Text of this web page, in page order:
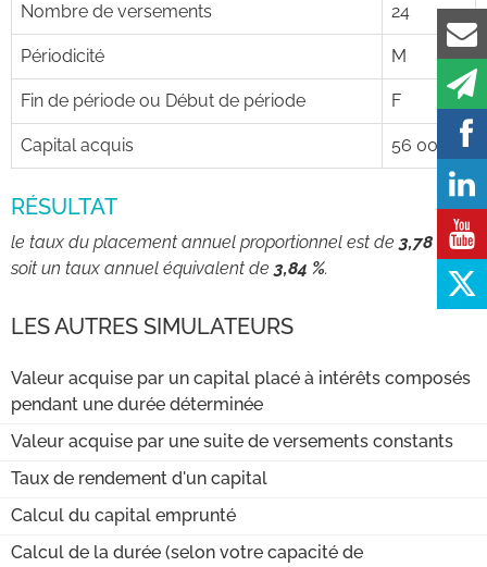
Nombre de versements 24
Périodicité M
Fin de période ou Début de période F
Capital acquis 56 000
RÉSULTAT
le taux du placement annuel proportionnel est de 3,78 %,
soit un taux annuel équivalent de 3,84 %.
LES AUTRES SIMULATEURS
Valeur acquise par un capital placé à intérêts composés
pendant une durée déterminée
Valeur acquise par une suite de versements constants
Taux de rendement d'un capital
Calcul du capital emprunté
Calcul de la durée (selon votre capacité de